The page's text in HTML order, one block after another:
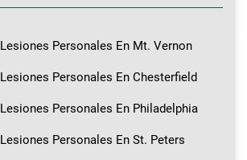
Personales En Mt. Vernon
Personales En Chesterfield
Personales En Philadelphia
Personales En St. Peters